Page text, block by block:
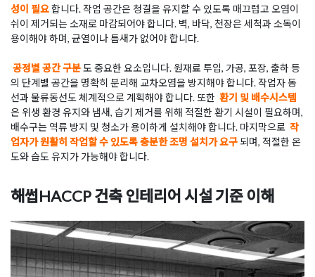
성이 필요합니다. 작업 공간은 청결을 유지할 수 있도록 매끄럽고 오염이
쉬이 제거되는 소재로 마감되어야 합니다. 벽, 바닥, 천장은 세척과 소독이
용이해야 하며, 균열이나 틈새가 없어야 합니다.
공정별 공간 구분도 중요한 요소입니다. 원재료 투입, 가공, 포장, 출하 등
의 단계별 공간을 명확히 분리해 교차오염을 방지해야 합니다. 작업자 동
선과 물류동선도 체계적으로 계획해야 합니다. 또한 환기 및 배수시스템
은 위생 환경 유지와 냄새, 습기 제거를 위해 적절한 환기 시설이 필요하며,
배수구는 역류 방지 및 청소가 용이하게 설치해야 합니다. 마지막으로 작
업자가 원활히 작업할 수 있도록 충분한 조명 설치가 요구 되며, 적절한 온
도와 습도 유지가 가능해야 합니다.
해썹HACCP 건축 인테리어 시설 기준 이해